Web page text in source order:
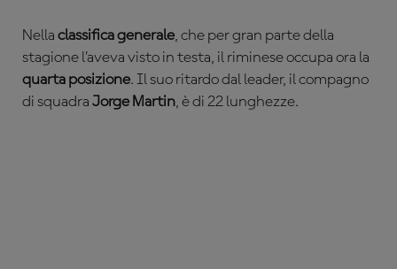
Nella classifica generale, che per gran parte della
stagione l’aveva visto in testa, il riminese occupa ora la
quarta posizione. Il suo ritardo dal leader, il compagno
di squadra Jorge Martin, è di 22 lunghezze.